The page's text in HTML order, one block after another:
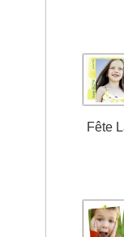
Fête